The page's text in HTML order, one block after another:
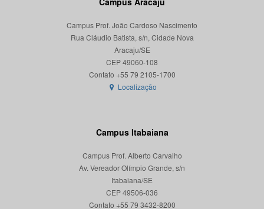
Campus Prof. João Cardoso Nascimento
Rua Cláudio Batista, s/n, Cidade Nova
Aracaju/SE
CEP 49060-108
Localização
Campus Itabaiana
Campus Prof. Alberto Carvalho
Av. Vereador Olímpio Grande, s/n
Itabaiana/SE
CEP 49506-036